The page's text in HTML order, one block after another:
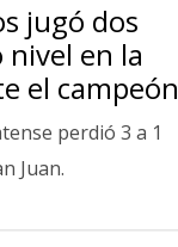
jugó dos
en la
el campeón
perdió 3 a 1
Juan.